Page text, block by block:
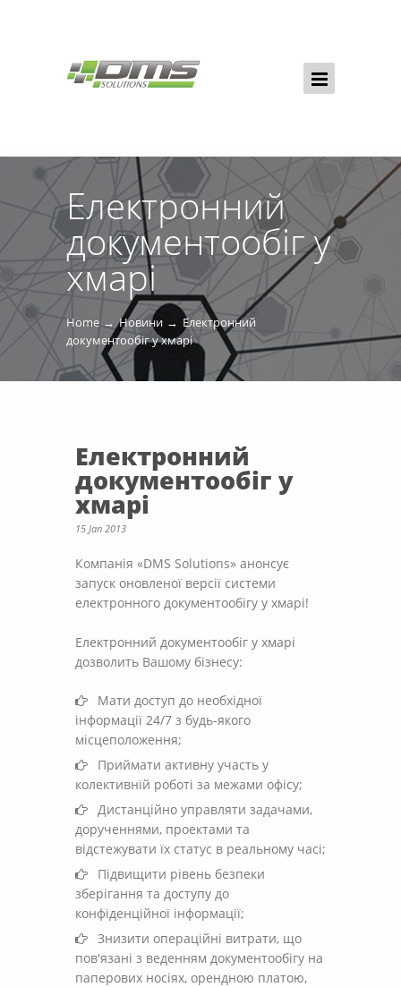
Електронний
документообіг у
хмарі
Home Новини
Електронний
документообіг у хмарі
Електронний
документообіг у
хмарі
15 Jan 2013
Компанія «DMS Solutions» анонсує
запуск оновленої версії системи
електронного документообігу у хмарі!
Електронний документообіг у хмарі
дозволить Вашому бізнесу:
Мати доступ до необхідної
інформації 24/7 з будь-якого
місцеположення;
Приймати активну участь у
колективній роботі за межами офісу;
Дистанційно управляти задачами,
дорученнями, проектами та
відстежувати їх статус в реальному часі;
Підвищити рівень безпеки
зберігання та доступу до
конфіденційної інформації;
Знизити операційні витрати, що
пов'язані з веденням документообігу на
паперових носіях, орендною платою,